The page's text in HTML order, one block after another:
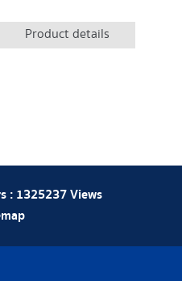
Product details
: 1325237Views